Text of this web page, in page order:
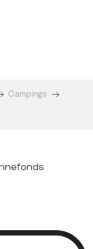
Campings